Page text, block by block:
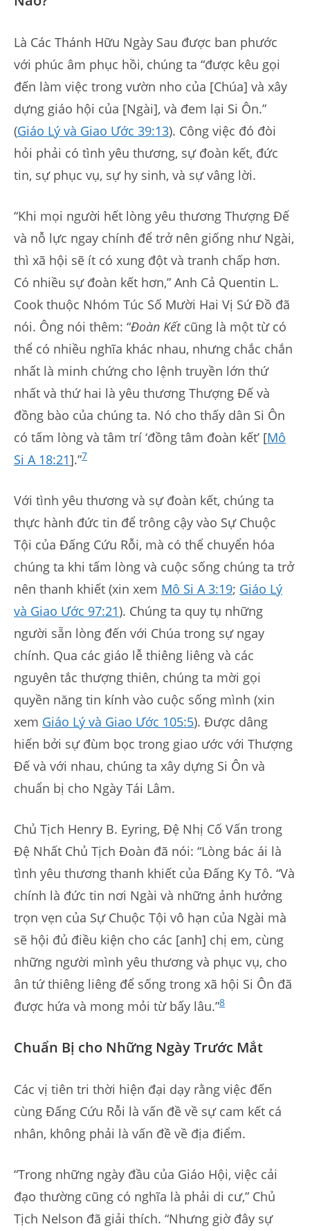
Là Các Thánh Hữu Ngày Sau được ban phước
với phúc âm phục hồi, chúng ta “được kêu gọi
đến làm việc trong vườn nho của [Chúa] và xây
dựng giáo hội của [Ngài], và đem lại Si Ôn.”
(Giáo Lý và Giao Ước 39:13). Công việc đó đòi
hỏi phải có tình yêu thương, sự đoàn kết, đức
tin, sự phục vụ, sự hy sinh, và sự vâng lời.
“Khi mọi người hết lòng yêu thương Thượng Đế
và nỗ lực ngay chính để trở nên giống như Ngài,
thì xã hội sẽ ít có xung đột và tranh chấp hơn.
Có nhiều sự đoàn kết hơn,” Anh Cả Quentin L.
Cook thuộc Nhóm Túc Số Mười Hai Vị Sứ Đồ đã
nói. Ông nói thêm: “Đoàn Kếtcũng là một từ có
thể có nhiều nghĩa khác nhau, nhưng chắc chắn
nhất là minh chứng cho lệnh truyền lớn thứ
nhất và thứ hai là yêu thương Thượng Đế và
đồng bào của chúng ta. Nó cho thấy dân Si Ôn
có tấm lòng và tâm trí ‘đồng tâm đoàn kết’ [Mô
Si A 18:21].”7
Với tình yêu thương và sự đoàn kết, chúng ta
thực hành đức tin để trông cậy vào Sự Chuộc
Tội của Đấng Cứu Rỗi, mà có thể chuyển hóa
chúng ta khi tấm lòng và cuộc sống chúng ta trở
nên thanh khiết (xin xem Mô Si A 3:19; Giáo Lý
và Giao Ước 97:21). Chúng ta quy tụ những
người sẵn lòng đến với Chúa trong sự ngay
chính. Qua các giáo lễ thiêng liêng và các
nguyên tắc thượng thiên, chúng ta mời gọi
quyền năng tin kính vào cuộc sống mình (xin
xem Giáo Lý và Giao Ước 105:5). Được dâng
hiến bởi sự đùm bọc trong giao ước với Thượng
Đế và với nhau, chúng ta xây dựng Si Ôn và
chuẩn bị cho Ngày Tái Lâm.
Chủ Tịch Henry B. Eyring, Đệ Nhị Cố Vấn trong
Đệ Nhất Chủ Tịch Đoàn đã nói: “Lòng bác ái là
tình yêu thương thanh khiết của Đấng Ky Tô. “Và
chính là đức tin nơi Ngài và những ảnh hưởng
trọn vẹn của Sự Chuộc Tội vô hạn của Ngài mà
sẽ hội đủ điều kiện cho các [anh] chị em, cùng
những người mình yêu thương và phục vụ, cho
ân tứ thiêng liêng để sống trong xã hội Si Ôn đã
được hứa và mong mỏi từ bấy lâu.”8
Chuẩn Bị cho Những Ngày Trước Mắt
Các vị tiên tri thời hiện đại dạy rằng việc đến
cùng Đấng Cứu Rỗi là vấn đề về sự cam kết cá
nhân, không phải là vấn đề về địa điểm.
“Trong những ngày đầu của Giáo Hội, việc cải
đạo thường cũng có nghĩa là phải di cư,” Chủ
Tịch Nelson đã giải thích. “Nhưng giờ đây sự